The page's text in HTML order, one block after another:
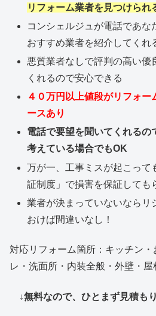
リフォーム業者を見つけられ
コンシェルジュが電話であな
おすすめ業者を紹介してくれ
悪質業者なしで評判の高い優
くれるので安心できる
４０万円以上値段がリフォー
ースあり
電話で要望を聞いてくれるの
考えている場合でもOK
万が一、工事ミスが起こって
証制度」で損害を保証しても
業者が決まっていないならリ
おけば間違いなし！
対応リフォーム箇所：キッチン・
レ・洗面所・内装全般・外壁・
↓無料なので、ひとまず見積も